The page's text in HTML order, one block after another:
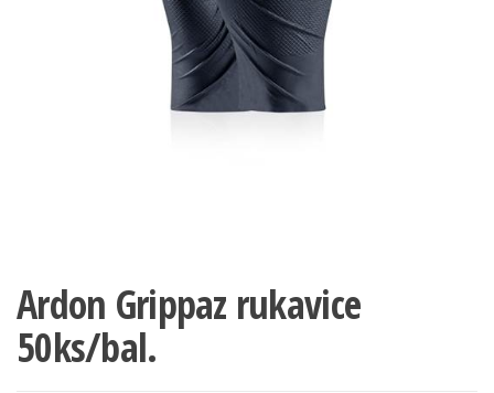
Ardon Grippaz rukavice
50ks/bal.